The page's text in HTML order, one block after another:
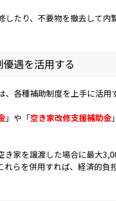
たり、不要物を撤去して内
遇を活用する
各種補助制度を上手に活用
」や「空き家改修支援補助金
き家を譲渡した場合に最大
れらを併用すれば、経済的